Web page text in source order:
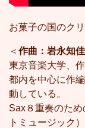
お菓子の国のク
＜ 作曲：岩永知佳
東京音楽大学、
都内を中心に作
動している。
Sax８重奏のた
トミュージック）